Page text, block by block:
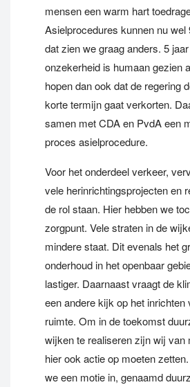
mensen een warm hart
Asielprocedures kunnen nu wel
dat zien we graag anders. 5
onzekerheid is humaan gezien
hopen dan ook dat de regering
korte termijn gaat verkorten.
samen met CDA en PvdA een
proces asielprocedure.
Voor het onderdeel verkeer,
vele herinrichtingsprojecten en
de rol staan. Hier hebben we
zorgpunt. Vele straten in de
mindere staat. Dit evenals het
onderhoud in het openbaar
lastiger. Daarnaast vraagt de
een andere kijk op het inrichten
ruimte. Om in de toekomst
wijken te realiseren zijn wij van
hier ook actie op moeten
we een motie in, genaamd